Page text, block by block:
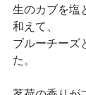
生のカブを塩
和えて、
ブルーチーズ
た。